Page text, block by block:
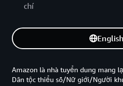
chí
English
Amazon là nhà tuyển dung mang
Dân tộc thiểu số/Nữ giới/Người